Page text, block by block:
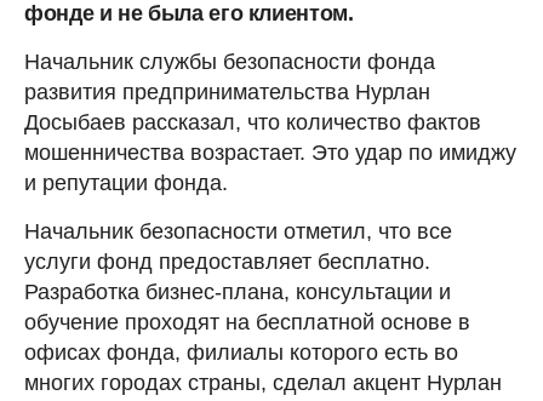
фонде и не была его клиентом.
Начальник службы безопасности фонда
развития предпринимательства Нурлан
Досыбаев рассказал, что количество фактов
мошенничества возрастает. Это удар по имиджу
и репутации фонда.
Начальник безопасности отметил, что все
услуги фонд предоставляет бесплатно.
Разработка бизнес-плана, консультации и
обучение проходят на бесплатной основе в
офисах фонда, филиалы которого есть во
многих городах страны, сделал акцент Нурлан